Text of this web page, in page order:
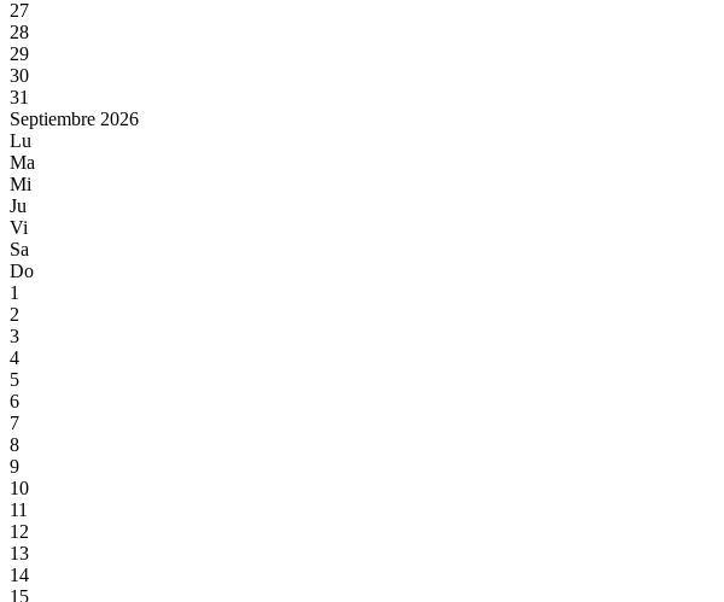
27
28
29
30
31
Septiembre 2026
Lu
Ma
Mi
Ju
Vi
Sa
Do
1
2
3
4
5
6
7
8
9
10
11
12
13
14
15